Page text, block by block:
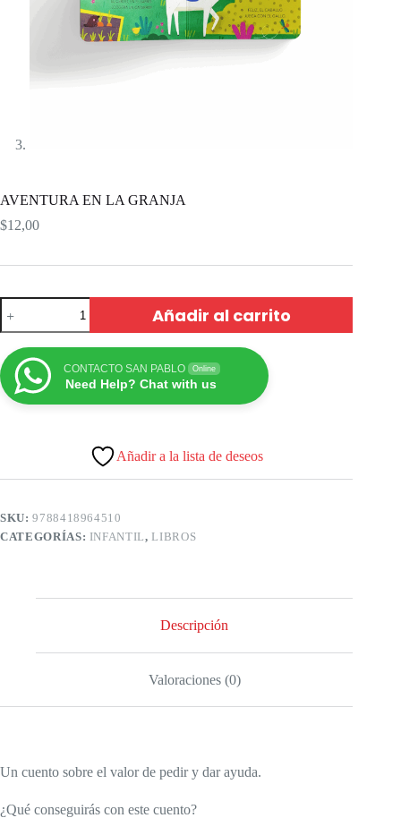
AVENTURA EN LA GRANJA
$12,00
Añadir al carrito
CONTACTO SAN PABLO Online
Need Help? Chat with us
Añadir a la lista de deseos
SKU:9788418964510
CATEGORÍAS: INFANTIL,LIBROS
Descripción
Valoraciones (0)
Un cuento sobre el valor de pedir y dar ayuda.
¿Qué conseguirás con este cuento?